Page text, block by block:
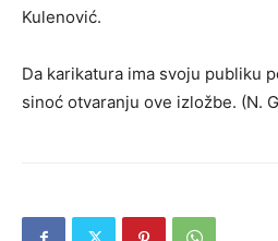
Kulenović.
Da karikatura ima svoju publiku
sinoć otvaranju ove izložbe. (N.